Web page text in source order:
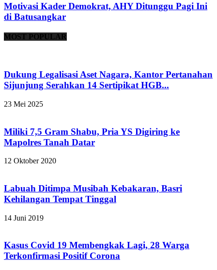
Motivasi Kader Demokrat, AHY Ditunggu Pagi Ini
di Batusangkar
MOST POPULAR
Dukung Legalisasi Aset Nagara, Kantor Pertanahan
Sijunjung Serahkan 14 Sertipikat HGB...
23 Mei 2025
Miliki 7,5 Gram Shabu, Pria YS Digiring ke
Mapolres Tanah Datar
12 Oktober 2020
Labuah Ditimpa Musibah Kebakaran, Basri
Kehilangan Tempat Tinggal
14 Juni 2019
Kasus Covid 19 Membengkak Lagi, 28 Warga
Terkonfirmasi Positif Corona